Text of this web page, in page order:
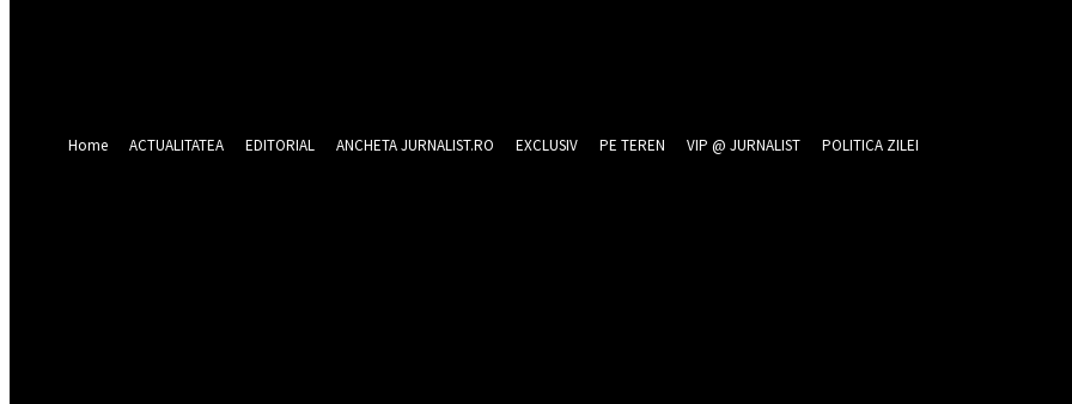
Home
ACTUALITATEA EDITORIAL ANCHETA JURNALIST.RO EXCLUSIV PE TEREN VIP @ JURNALIST POLITICA ZILEI